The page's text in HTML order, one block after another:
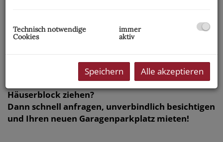
Beschreibung
Sie wollen nicht mehr länger Kreise um den
Häuserblock ziehen?
Dann schnell anfragen, unverbindlich besichtigen
und Ihren neuen Garagenparkplatz mieten!
Technisch notwendige
Cookies
immer
aktiv
Speichern Alle akzeptieren